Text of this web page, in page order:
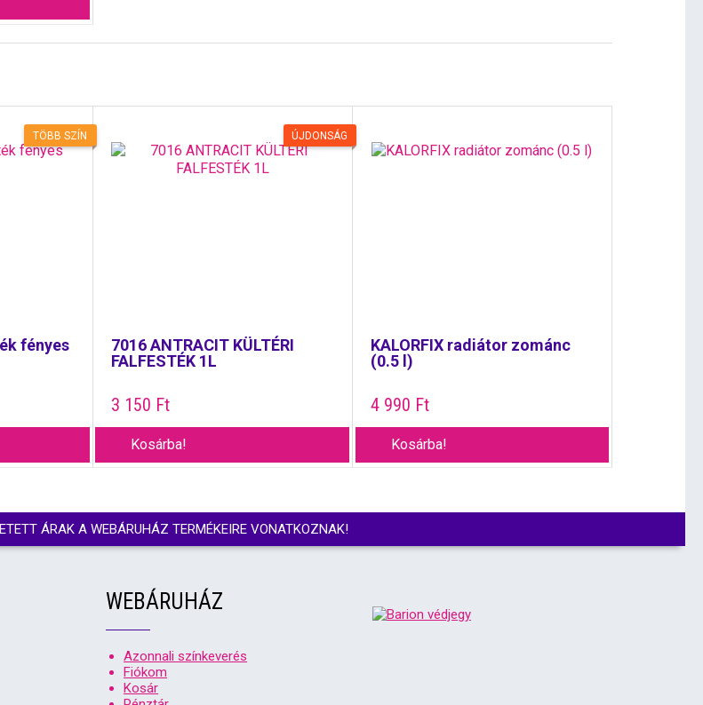
TÖBB SZÍN
fényes
ÚJDONSÁG
7016 ANTRACIT KÜLTÉRI
FALFESTÉK 1L
3 150 Ft
Kosárba!
KALORFIX radiátor zománc
(0.5 l)
4 990 Ft
Kosárba!
ÁRAK A WEBÁRUHÁZ TERMÉKEIRE VONATKOZNAK!
WEBÁRUHÁZ
Azonnali színkeverés
Fiókom
Kosár